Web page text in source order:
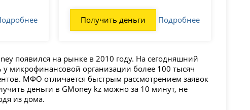
Получить деньги Подробнее
появился на рынке в 2010 году. На сегодняшний
у микрофинансовой организации более 100 тысяч
МФО отличается быстрым рассмотрением заявок
деньги в GMoney kz можно за 10 минут, не
из дома.